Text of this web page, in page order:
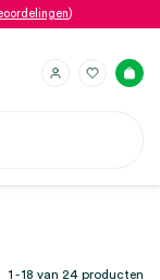
)
1 - 18 van 24 producten